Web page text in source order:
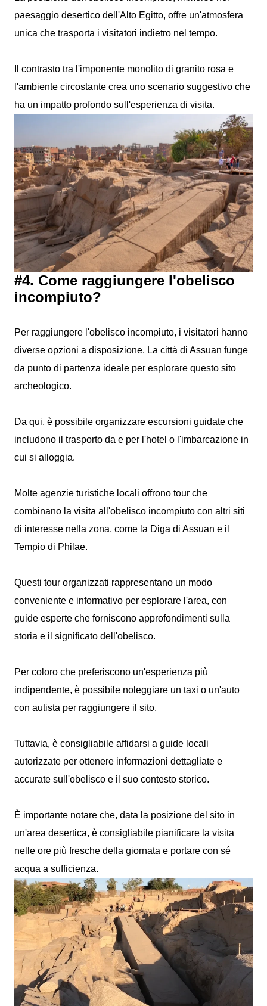
paesaggio desertico dell'Alto Egitto, offre un'atmosfera
unica che trasporta i visitatori indietro nel tempo.
Il contrasto tra l'imponente monolito di granito rosa e
l'ambiente circostante crea uno scenario suggestivo che
ha un impatto profondo sull'esperienza di visita.
#4. Come raggiungere l'obelisco
incompiuto?
Per raggiungere l'obelisco incompiuto, i visitatori hanno
diverse opzioni a disposizione. La città di Assuan funge
da punto di partenza ideale per esplorare questo sito
archeologico.
Da qui, è possibile organizzare escursioni guidate che
includono il trasporto da e per l'hotel o l'imbarcazione in
cui si alloggia.
Molte agenzie turistiche locali offrono tour che
combinano la visita all'obelisco incompiuto con altri siti
di interesse nella zona, come la Diga di Assuan e il
Tempio di Philae.
Questi tour organizzati rappresentano un modo
conveniente e informativo per esplorare l'area, con
guide esperte che forniscono approfondimenti sulla
storia e il significato dell'obelisco.
Per coloro che preferiscono un'esperienza più
indipendente, è possibile noleggiare un taxi o un'auto
con autista per raggiungere il sito.
Tuttavia, è consigliabile affidarsi a guide locali
autorizzate per ottenere informazioni dettagliate e
accurate sull'obelisco e il suo contesto storico.
È importante notare che, data la posizione del sito in
un'area desertica, è consigliabile pianificare la visita
nelle ore più fresche della giornata e portare con sé
acqua a sufficienza.